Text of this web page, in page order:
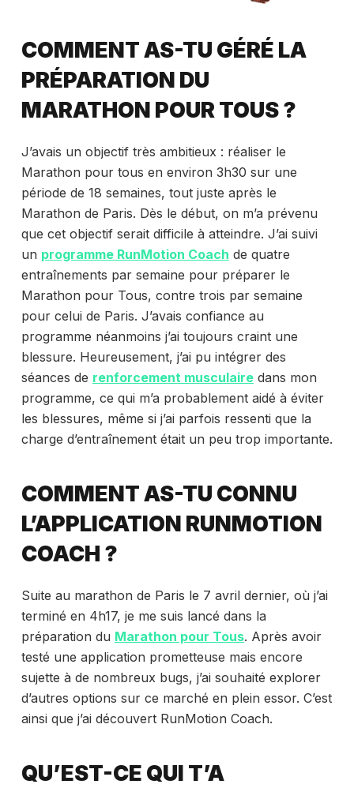
COMMENT AS-TU GÉRÉ LA
PRÉPARATION DU
MARATHON POUR TOUS ?
J’avais un objectif très ambitieux : réaliser le
Marathon pour tous en environ 3h30 sur une
période de 18 semaines, tout juste après le
Marathon de Paris. Dès le début, on m’a prévenu
que cet objectif serait difficile à atteindre. J’ai suivi
un programme RunMotion Coach de quatre
entraînements par semaine pour préparer le
Marathon pour Tous, contre trois par semaine
pour celui de Paris. J’avais confiance au
programme néanmoins j’ai toujours craint une
blessure. Heureusement, j’ai pu intégrer des
séances de renforcement musculairedans mon
programme, ce qui m’a probablement aidé à éviter
les blessures, même si j’ai parfois ressenti que la
charge d’entraînement était un peu trop importante.
COMMENT AS-TU CONNU
L’APPLICATION RUNMOTION
COACH ?
Suite au marathon de Paris le 7 avril dernier, où j’ai
terminé en 4h17, je me suis lancé dans la
préparation du Marathon pour Tous. Après avoir
testé une application prometteuse mais encore
sujette à de nombreux bugs, j’ai souhaité explorer
d’autres options sur ce marché en plein essor. C’est
ainsi que j’ai découvert RunMotion Coach.
QU’EST-CE QUI T’A